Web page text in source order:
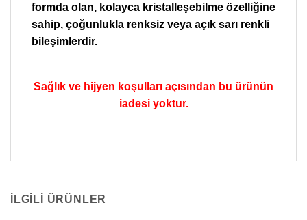
formda olan, kolayca kristalleşebilme özelliğine
sahip, çoğunlukla renksiz veya açık sarı renkli
bileşimlerdir.
Sağlık ve hijyen koşulları açısından bu ürünün
iadesi yoktur.
İLGILI ÜRÜNLER